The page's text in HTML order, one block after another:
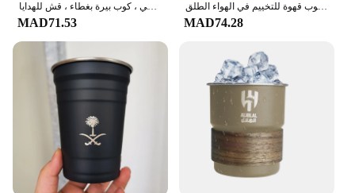
The مق الاهلي السعودي أكواب, or Saudi Arabian
traditional coffee cups, are not just ordinary
tableware; they are a testament to the rich cultural
heritage of the region. Each cup is meticulously
crafted from high-quality ceramic, ensuring
durability and a premium feel. The traditional
design, featuring intricate patterns that reflect the
Saudi Arabian aesthetic, makes these cups a perfect
addition to any home or office setting. Whether
you're hosting a gathering or enjoying a quiet
moment, these cups will enhance your experience
with their elegant charm.
كوب قهوة بشعار المملكة العربية السعودية ، فولاذ مقاوم للصدأ ، كوب ماء ، تخييم خارجي ، كوب بيرة بغطاء ، قش للهدايا ،
MAD71.53
الشعار الوطني لملكة العربية السعودية شعار جديد كوب من الفولاذ المقاوم للصدأ كوب بيرة مع غطاء خشب 300 مللي كوب قهوة للتخييم في الهواء الطلق
MAD74.28